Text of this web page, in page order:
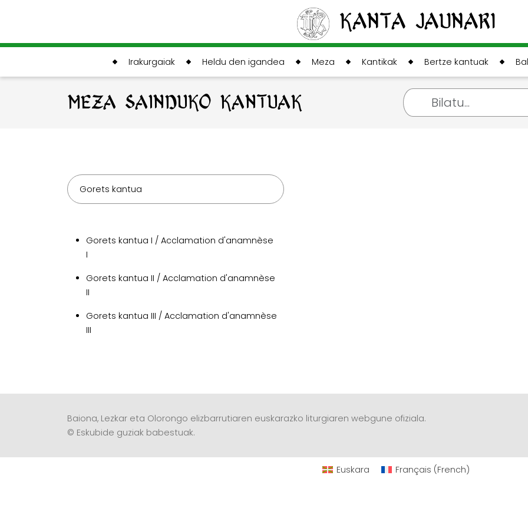
Kanta Jaunari
Irakurgaiak Heldu den igandea Meza Kantikak Bertze kantuak
MEZA SAINDUKO KANTUAK
Gorets kantua
Gorets kantua I / Acclamation d'anamnèse
I
Gorets kantua II / Acclamation d'anamnèse
II
Gorets kantua III / Acclamation d'anamnèse
III
Baiona, Lezkar eta Olorongo elizbarrutiaren euskarazko liturgiaren webgune ofiziala.
© Eskubide guziak babestuak.
Euskara Français (French)